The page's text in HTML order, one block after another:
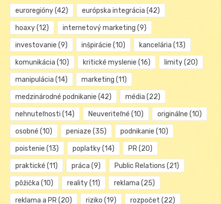
euroregióny(42) európska integrácia (42)
hoaxy(12) internetový marketing (9)
investovanie (9) inšpirácie (10) kancelária (13)
komunikácia (10) kritické myslenie (16) limity(20)
manipulácia (14) marketing (11)
medzinárodné podnikanie (42) média (22)
nehnuteľnosti (14) Neuveriteľné (10) originálne (10)
osobné (10) peniaze (35) podnikanie (10)
poistenie (13) poplatky(14) PR(20)
praktické (11) práca (9) Public Relations (21)
pôžička (10) reality(11) reklama (25)
reklama a PR(20) riziko (19) rozpočet (22)